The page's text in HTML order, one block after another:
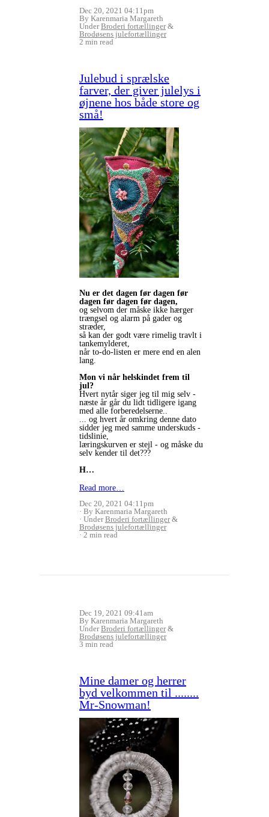
Dec 20, 2021 04:11pm
By Karenmaria Margareth
UnderBroderi fortællinger&
Brodøsens julefortællinger
2 min read
Julebud i sprælske
farver, der giver julelys i
øjnene hos både store og
små!
Nu er det dagen før dagen før
dagen før dagen før dagen,
og selvom der måske ikke hærger
trængsel og alarm på gader og
stræder,
så kan der godt være rimelig travlt i
tankemylderet,
når to-do-listen er mere end en alen
lang.
Mon vi når helskindet frem til
jul?
Hvert nytår siger jeg til mig selv -
næste år går du lidt tidligere igang
med alle forberedelserne..
... og hvert år omkring denne dato
sidder jeg med samme underskuds -
tidslinie,
læringskurven er stejl - og måske du
selv kender til det???
H…
Read more…
Dec 20, 2021 04:11pm
By Karenmaria Margareth
UnderBroderi fortællinger&
Brodøsens julefortællinger
2 min read
Dec 19, 2021 09:41am
By Karenmaria Margareth
UnderBroderi fortællinger&
Brodøsens julefortællinger
3 min read
Mine damer og herrer
byd velkommen til ........
Mr-Snowman!